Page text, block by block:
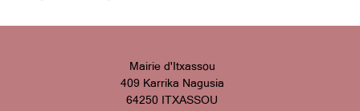
Mairie d'Itxassou
409 Karrika Nagusia
64250 ITXASSOU